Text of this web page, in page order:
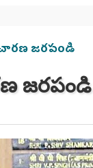
జరపండి
జరపండి